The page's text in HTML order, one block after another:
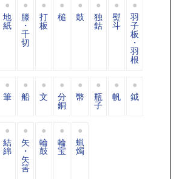
地
紙
滕
・
千
切
打
板
槌 鼓 独
鈷
熨
斗
羽
子
板
・
羽
根
筆 船 文 分
銅
幣 瓶
子
帆 鉞
結
綿
矢
・
矢
筈
輪
鼓
輪
宝
蝋
燭